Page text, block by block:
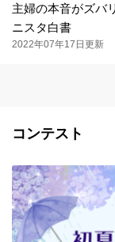
主婦の本音がズバ
ニスタ白書
2022年07年17日更新
コンテスト